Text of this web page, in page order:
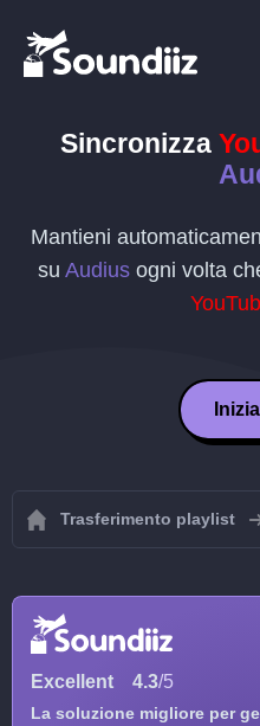
Sincronizza
Mantieni
su Audiusogni volta
Trasferimento playlist
Excellent 4.3/5
La soluzione migliore per